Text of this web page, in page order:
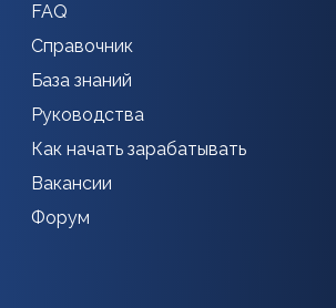
FAQ
Справочник
База знаний
Руководства
Как начать зарабатывать
Вакансии
Форум